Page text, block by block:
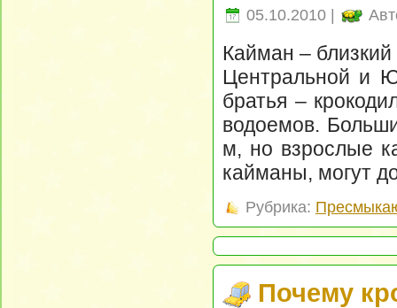
05.10.2010 |
Кайман –
Центральной и
братья –
водоемов.
м, но взрослые
кайманы, могут
Рубрика:
Почему